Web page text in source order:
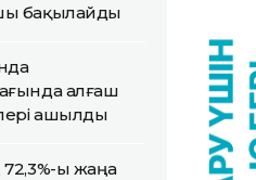
бақылайды
алғаш
ашылды
72,3%-ы жаңа